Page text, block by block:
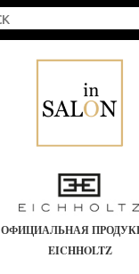
ОФИЦИАЛЬНАЯ
EICHHOLTZ